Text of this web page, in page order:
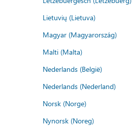
Lietuvių (Lietuva)
Magyar (Magyarország)
Malti (Malta)
Nederlands (België)
Nederlands (Nederland)
Norsk (Norge)
Nynorsk (Noreg)